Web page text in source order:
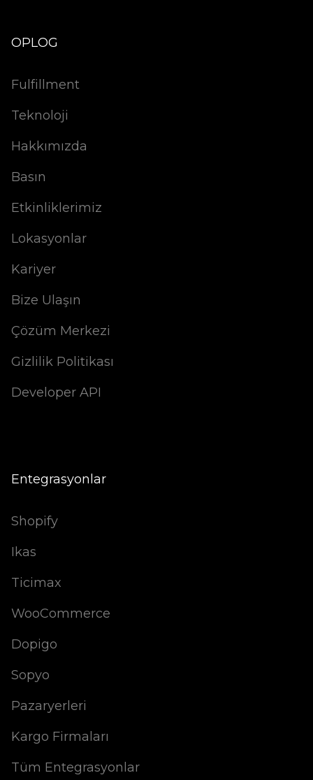
OPLOG
Fulfillment
Teknoloji
Hakkımızda
Basın
Etkinliklerimiz
Lokasyonlar
Kariyer
Bize Ulaşın
Çözüm Merkezi
Gizlilik Politikası
Developer API
Entegrasyonlar
Shopify
Ikas
Ticimax
WooCommerce
Dopigo
Sopyo
Pazaryerleri
Kargo Firmaları
Tüm Entegrasyonlar